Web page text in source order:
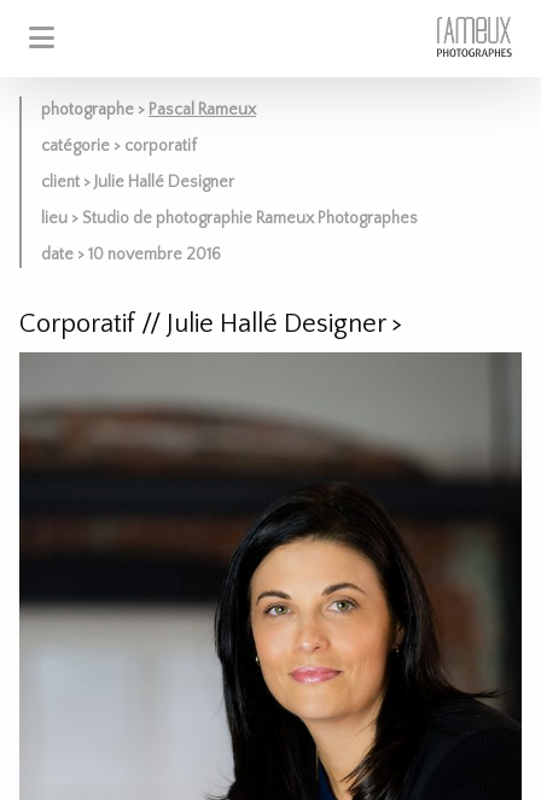
photographe > Pascal Rameux
catégorie > corporatif
client > Julie Hallé Designer
lieu > Studio de photographie Rameux Photographes
date > 10 novembre 2016
Corporatif // Julie Hallé Designer>